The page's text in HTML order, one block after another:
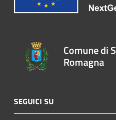
Comune di
Romagna
SEGUICI SU